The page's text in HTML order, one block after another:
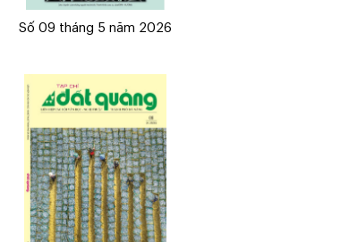
Số 09 tháng 5 năm 2026